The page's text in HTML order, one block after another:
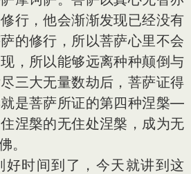
行，他会渐渐发现已经没有
的修行，所以菩萨心里不会
，所以能够远离种种颠倒与
三大无量数劫后，菩萨证得
是菩萨所证的第四种涅槃—
涅槃的无住处涅槃，成为无
。
时间到了，今天就讲到这